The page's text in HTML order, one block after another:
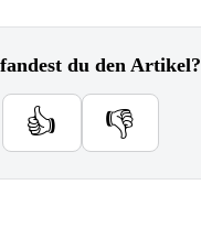
du den Artikel?
👍 👎